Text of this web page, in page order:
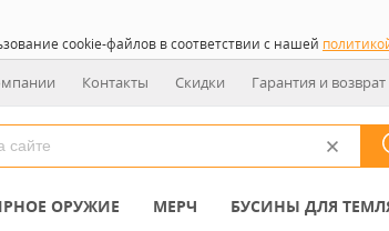
cookie-файлов в соответствии с нашей
Контакты Скидки Гарантия и возврат
ОРУЖИЕ МЕРЧ БУСИНЫ ДЛЯ